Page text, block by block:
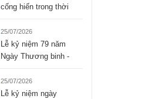
cống hiến trong thời
Bình Group
25/07/2026
Lễ kỷ niệm 79 năm
Ngày Thương binh -
Tập đoàn Hòa Bình
25/07/2026
Lễ kỷ niệm ngày